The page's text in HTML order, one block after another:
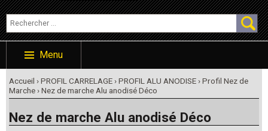
Menu
Accueil ›PROFIL CARRELAGE ›PROFIL ALU ANODISE ›Profil Nez de
Marche › Nez de marche Alu anodisé Déco
Nez de marche Alu anodisé Déco